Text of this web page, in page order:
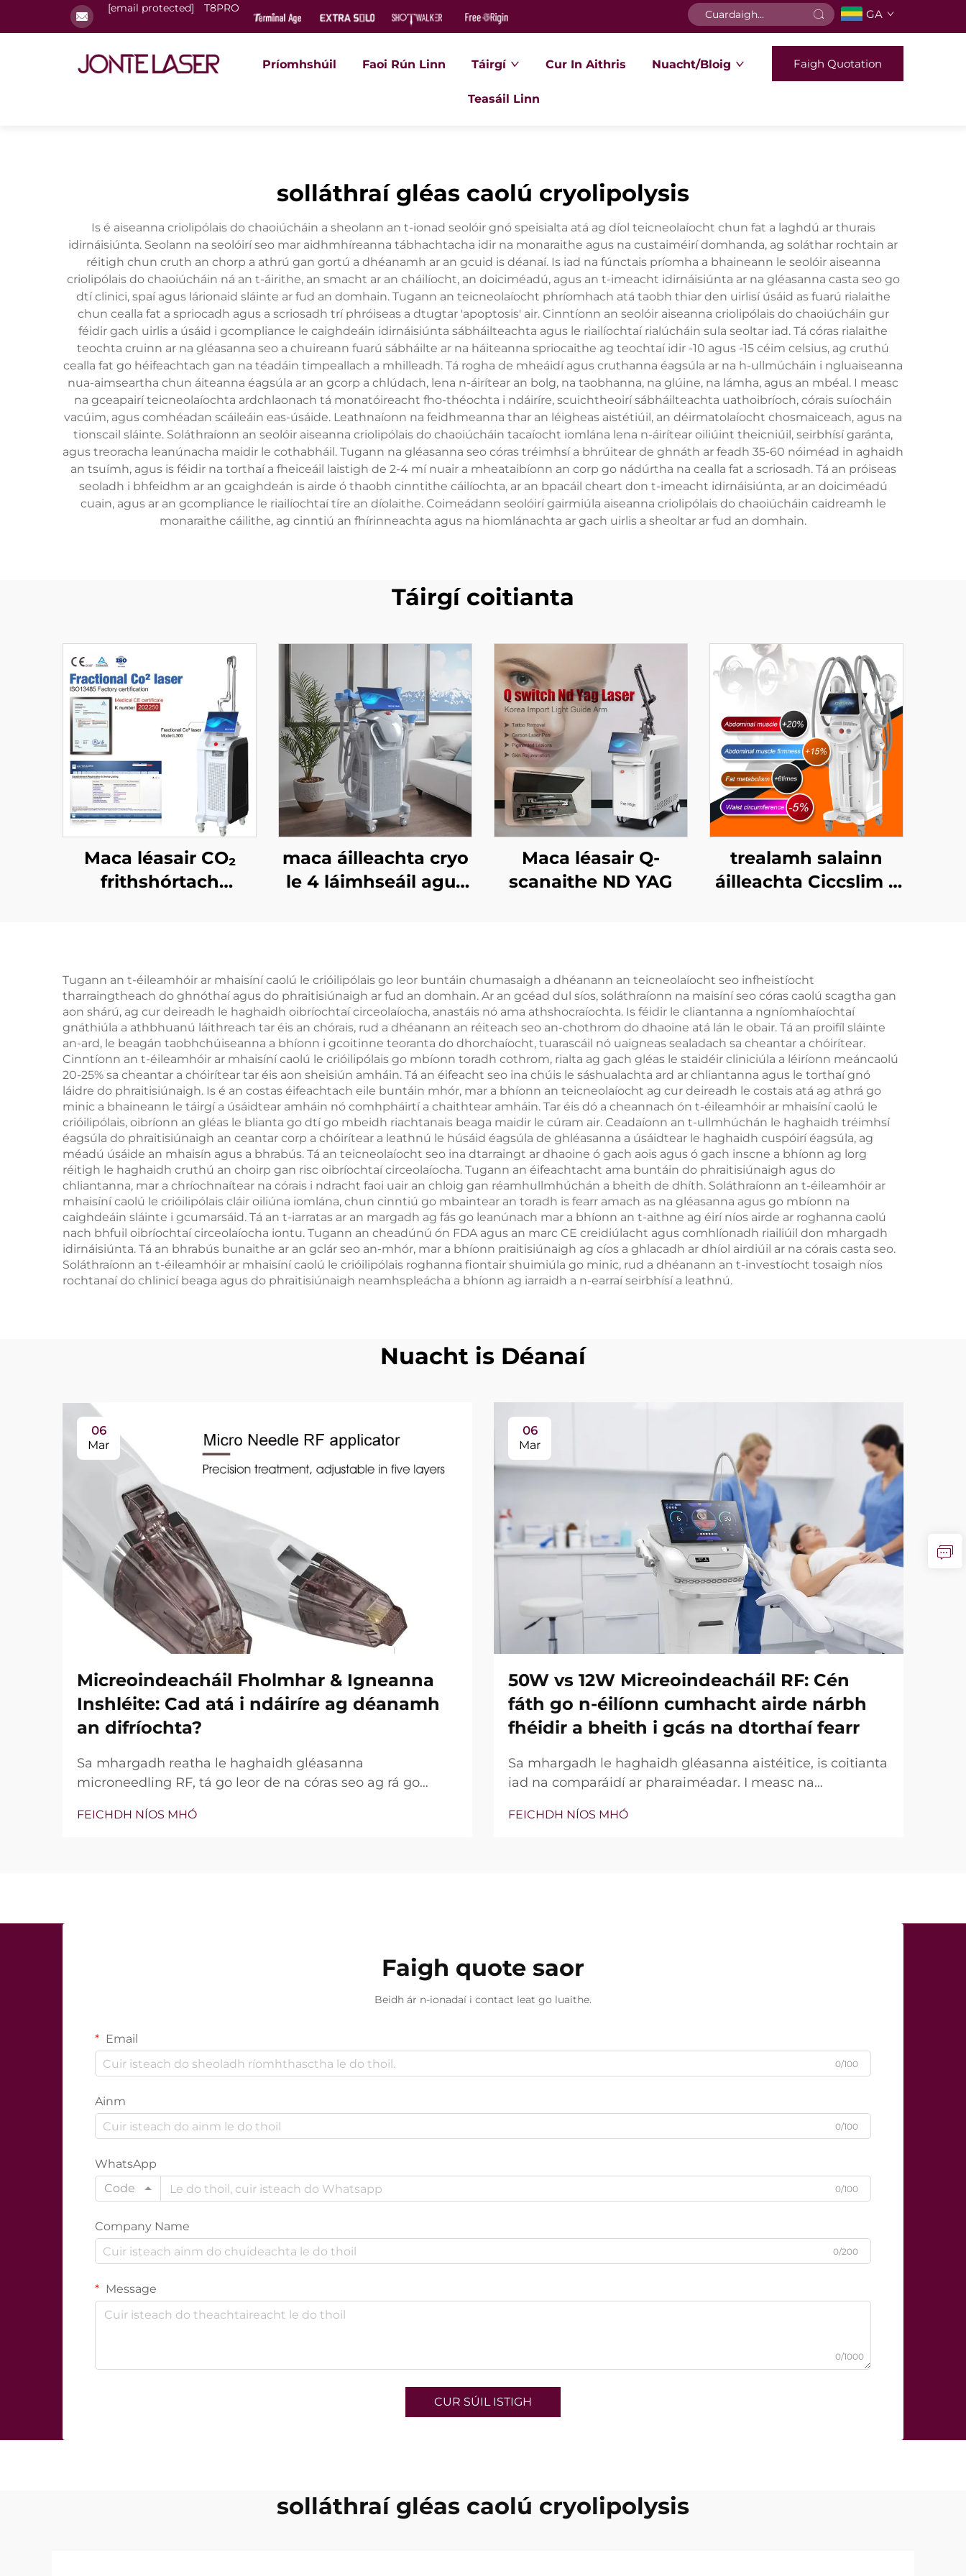
[email protected] T8PRO GA
Príomhshúil Faoi Rún Linn Táirgí Cur In Aithris Nuacht/Bloig
Teasáil Linn
Faigh Quotation
solláthraí gléas caolú cryolipolysis
Is é aiseanna criolipólais do chaoiúcháin a sheolann an t-ionad seolóir gnó speisialta atá ag díol teicneolaíocht chun fat a laghdú ar thurais
idirnáisiúnta. Seolann na seolóirí seo mar aidhmhíreanna tábhachtacha idir na monaraithe agus na custaiméirí domhanda, ag soláthar rochtain ar
réitigh chun cruth an chorp a athrú gan gortú a dhéanamh ar an gcuid is déanaí. Is iad na fúnctais príomha a bhaineann le seolóir aiseanna
criolipólais do chaoiúcháin ná an t-áirithe, an smacht ar an cháilíocht, an doiciméadú, agus an t-imeacht idirnáisiúnta ar na gléasanna casta seo go
dtí clinici, spaí agus lárionaid sláinte ar fud an domhain. Tugann an teicneolaíocht phríomhach atá taobh thiar den uirlisí úsáid as fuarú rialaithe
chun cealla fat a spriocadh agus a scriosadh trí phróiseas a dtugtar 'apoptosis' air. Cinntíonn an seolóir aiseanna criolipólais do chaoiúcháin gur
féidir gach uirlis a úsáid i gcompliance le caighdeáin idirnáisiúnta sábháilteachta agus le riailíochtaí rialúcháin sula seoltar iad. Tá córas rialaithe
teochta cruinn ar na gléasanna seo a chuireann fuarú sábháilte ar na háiteanna spriocaithe ag teochtaí idir -10 agus -15 céim celsius, ag cruthú
cealla fat go héifeachtach gan na téadáin timpeallach a mhilleadh. Tá rogha de mheáidí agus cruthanna éagsúla ar na h-ullmúcháin i ngluaiseanna
nua-aimseartha chun áiteanna éagsúla ar an gcorp a chlúdach, lena n-áirítear an bolg, na taobhanna, na glúine, na lámha, agus an mbéal. I measc
na gceapairí teicneolaíochta ardchlaonach tá monatóireacht fho-théochta i ndáiríre, scuichtheoirí sábháilteachta uathoibríoch, córais suíocháin
vacúim, agus comhéadan scáileáin eas-úsáide. Leathnaíonn na feidhmeanna thar an léigheas aistétiúil, an déirmatolaíocht chosmaiceach, agus na
tionscail sláinte. Soláthraíonn an seolóir aiseanna criolipólais do chaoiúcháin tacaíocht iomlána lena n-áirítear oiliúint theicniúil, seirbhísí garánta,
agus treoracha leanúnacha maidir le cothabháil. Tugann na gléasanna seo córas tréimhsí a bhrúitear de ghnáth ar feadh 35-60 nóiméad in aghaidh
an tsuímh, agus is féidir na torthaí a fheiceáil laistigh de 2-4 mí nuair a mheataibíonn an corp go nádúrtha na cealla fat a scriosadh. Tá an próiseas
seoladh i bhfeidhm ar an gcaighdeán is airde ó thaobh cinntithe cáilíochta, ar an bpacáil cheart don t-imeacht idirnáisiúnta, ar an doiciméadú
cuain, agus ar an gcompliance le riailíochtaí tíre an díolaithe. Coimeádann seolóirí gairmiúla aiseanna criolipólais do chaoiúcháin caidreamh le
monaraithe cáilithe, ag cinntiú an fhírinneachta agus na hiomlánachta ar gach uirlis a sheoltar ar fud an domhain.
Táirgí coitianta
Maca léasair CO₂
frithshórtach
maca áilleachta cryo
le 4 láimhseáil agus
fuaraithe 360 céim, le
criothaireacht, le
laghdú meáchan
Maca léasair Q-
scanaithe ND YAG
trealamh salainn
áilleachta Ciccslim 3
(EMS)
Tugann an t-éileamhóir ar mhaisíní caolú le crióilipólais go leor buntáin chumasaigh a dhéanann an teicneolaíocht seo infheistíocht
tharraingtheach do ghnóthaí agus do phraitisiúnaigh ar fud an domhain. Ar an gcéad dul síos, soláthraíonn na maisíní seo córas caolú scagtha gan
aon shárú, ag cur deireadh le haghaidh oibríochtaí circeolaíocha, anastáis nó ama athshocraíochta. Is féidir le cliantanna a ngníomhaíochtaí
gnáthiúla a athbhuanú láithreach tar éis an chórais, rud a dhéanann an réiteach seo an-chothrom do dhaoine atá lán le obair. Tá an proifíl sláinte
an-ard, le beagán taobhchúiseanna a bhíonn i gcoitinne teoranta do dhorchaíocht, tuarascáil nó uaigneas sealadach sa cheantar a chóirítear.
Cinntíonn an t-éileamhóir ar mhaisíní caolú le crióilipólais go mbíonn toradh cothrom, rialta ag gach gléas le staidéir cliniciúla a léiríonn meáncaolú
20-25% sa cheantar a chóirítear tar éis aon sheisiún amháin. Tá an éifeacht seo ina chúis le sáshualachta ard ar chliantanna agus le torthaí gnó
láidre do phraitisiúnaigh. Is é an costas éifeachtach eile buntáin mhór, mar a bhíonn an teicneolaíocht ag cur deireadh le costais atá ag athrá go
minic a bhaineann le táirgí a úsáidtear amháin nó comhpháirtí a chaithtear amháin. Tar éis dó a cheannach ón t-éileamhóir ar mhaisíní caolú le
crióilipólais, oibríonn an gléas le blianta go dtí go mbeidh riachtanais beaga maidir le cúram air. Ceadaíonn an t-ullmhúchán le haghaidh tréimhsí
éagsúla do phraitisiúnaigh an ceantar corp a chóirítear a leathnú le húsáid éagsúla de ghléasanna a úsáidtear le haghaidh cuspóirí éagsúla, ag
méadú úsáide an mhaisín agus a bhrabús. Tá an teicneolaíocht seo ina dtarraingt ar dhaoine ó gach aois agus ó gach inscne a bhíonn ag lorg
réitigh le haghaidh cruthú an choirp gan risc oibríochtaí circeolaíocha. Tugann an éifeachtacht ama buntáin do phraitisiúnaigh agus do
chliantanna, mar a chríochnaítear na córais i ndracht faoi uair an chloig gan réamhullmhúchán a bheith de dhíth. Soláthraíonn an t-éileamhóir ar
mhaisíní caolú le crióilipólais cláir oiliúna iomlána, chun cinntiú go mbaintear an toradh is fearr amach as na gléasanna agus go mbíonn na
caighdeáin sláinte i gcumarsáid. Tá an t-iarratas ar an margadh ag fás go leanúnach mar a bhíonn an t-aithne ag éirí níos airde ar roghanna caolú
nach bhfuil oibríochtaí circeolaíocha iontu. Tugann an cheadúnú ón FDA agus an marc CE creidiúlacht agus comhlíonadh riailiúil don mhargadh
idirnáisiúnta. Tá an bhrabús bunaithe ar an gclár seo an-mhór, mar a bhíonn praitisiúnaigh ag cíos a ghlacadh ar dhíol airdiúil ar na córais casta seo.
Soláthraíonn an t-éileamhóir ar mhaisíní caolú le crióilipólais roghanna fiontair shuimiúla go minic, rud a dhéanann an t-investíocht tosaigh níos
rochtanaí do chlinicí beaga agus do phraitisiúnaigh neamhspleácha a bhíonn ag iarraidh a n-earraí seirbhísí a leathnú.
Nuacht is Déanaí
06
Mar
Micreoindeacháil Fholmhar & Igneanna
Inshléite: Cad atá i ndáiríre ag déanamh
an difríochta?
Sa mhargadh reatha le haghaidh gléasanna
microneedling RF, tá go leor de na córas seo ag rá go
níl an cheist fíor i ndáiríre an bhfuil na gnéithe seo ann nó
FEICHDH NÍOS MHÓ
06
Mar
50W vs 12W Micreoindeacháil RF: Cén
fáth go n-éilíonn cumhacht airde nárbh
fhéidir a bheith i gcás na dtorthaí fearr
Sa mhargadh le haghaidh gléasanna aistéitice, is coitianta
iad na comparáidí ar pharaiméadar. I measc na
bhfocal mar phointe táirgeachta tábhachtach. Áfach, ó
FEICHDH NÍOS MHÓ
Faigh quote saor
Beidh ár n-ionadaí i contact leat go luaithe.
Email
0/100
Ainm
0/100
WhatsApp
Code
0/100
Company Name
0/200
Message
0/1000
CUR SÚIL ISTIGH
solláthraí gléas caolú cryolipolysis